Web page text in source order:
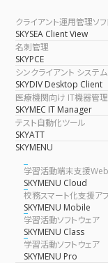
クライアント運用管理ソフ
SKYSEA Client View
名刺管理
SKYPCE
シンクライアント システム
SKYDIV Desktop Client
医療機関向け IT機器管
SKYMEC IT Manager
テスト自動化ツール
SKYATT
SKYMENU
学習活動端末支援
SKYMENU Cloud
校務スマート化支援ア
SKYMENU Mobile
学習活動ソフトウェア
SKYMENU Class
学習活動ソフトウェア
SKYMENU Pro